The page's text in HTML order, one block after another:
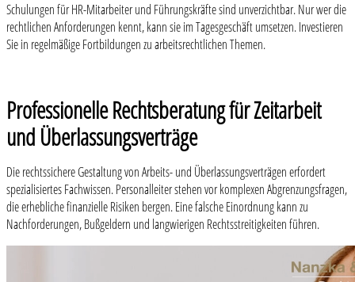
Schulungen für HR-Mitarbeiter und Führungskräfte sind unverzichtbar. Nur wer die
rechtlichen Anforderungen kennt, kann sie im Tagesgeschäft umsetzen. Investieren
Sie in regelmäßige Fortbildungen zu arbeitsrechtlichen Themen.
Professionelle Rechtsberatung für Zeitarbeit
und Überlassungsverträge
Die rechtssichere Gestaltung von Arbeits- und Überlassungsverträgen erfordert
spezialisiertes Fachwissen. Personalleiter stehen vor komplexen Abgrenzungsfragen,
die erhebliche finanzielle Risiken bergen. Eine falsche Einordnung kann zu
Nachforderungen, Bußgeldern und langwierigen Rechtsstreitigkeiten führen.